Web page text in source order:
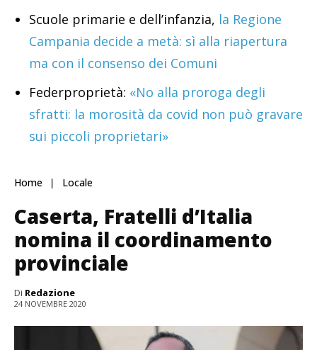
Scuole primarie e dell’infanzia, la Regione
Campania decide a metà: sì alla riapertura
ma con il consenso dei Comuni
Federproprietà: «No alla proroga degli
sfratti: la morosità da covid non può gravare
sui piccoli proprietari»
Home Locale
Caserta, Fratelli d’Italia
nomina il coordinamento
provinciale
Di Redazione
24 NOVEMBRE 2020